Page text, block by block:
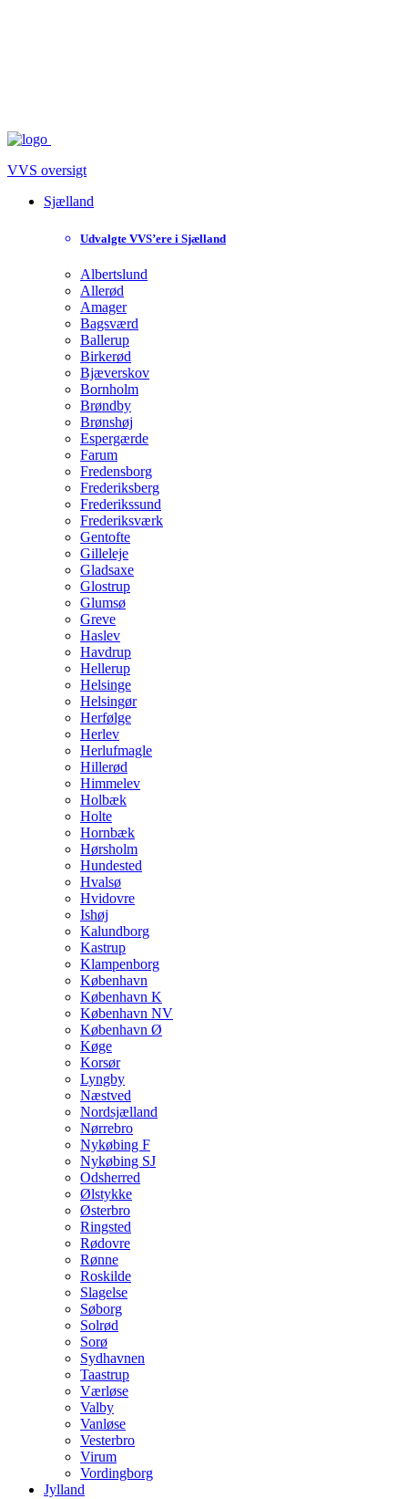
VVS oversigt
Sjælland
Udvalgte VVS’ere i Sjælland
Albertslund
Allerød
Amager
Bagsværd
Ballerup
Birkerød
Bjæverskov
Bornholm
Brøndby
Brønshøj
Espergærde
Farum
Fredensborg
Frederiksberg
Frederikssund
Frederiksværk
Gentofte
Gilleleje
Gladsaxe
Glostrup
Glumsø
Greve
Haslev
Havdrup
Hellerup
Helsinge
Helsingør
Herfølge
Herlev
Herlufmagle
Hillerød
Himmelev
Holbæk
Holte
Hornbæk
Hørsholm
Hundested
Hvalsø
Hvidovre
Ishøj
Kalundborg
Kastrup
Klampenborg
København
København K
København NV
København Ø
Køge
Korsør
Lyngby
Næstved
Nordsjælland
Nørrebro
Nykøbing F
Nykøbing SJ
Odsherred
Ølstykke
Østerbro
Ringsted
Rødovre
Rønne
Roskilde
Slagelse
Søborg
Solrød
Sorø
Sydhavnen
Taastrup
Værløse
Valby
Vanløse
Vesterbro
Virum
Vordingborg
Jylland